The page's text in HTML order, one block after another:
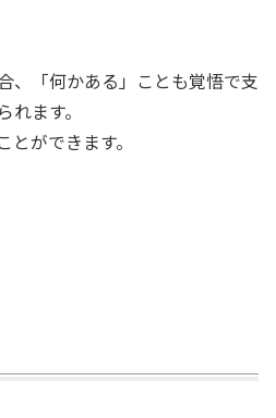
、「何かある」ことも覚悟で支
ます。
ができます。